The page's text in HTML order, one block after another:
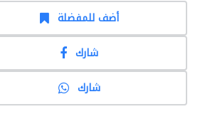
أضف للمفضلة
شارك
شارك